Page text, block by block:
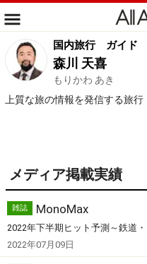
国内旅行 ガイド
森川 天喜
もりかわ あき
上質な旅の情報を発信する旅
メディア掲載実績
雑誌 MonoMax
2022年下半期ヒット予測～鉄道
2022年07月09日